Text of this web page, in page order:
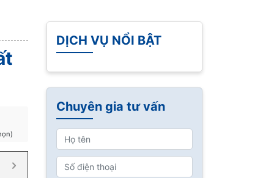
DỊCH VỤ NỔI BẬT
Chuyên gia tư vấn